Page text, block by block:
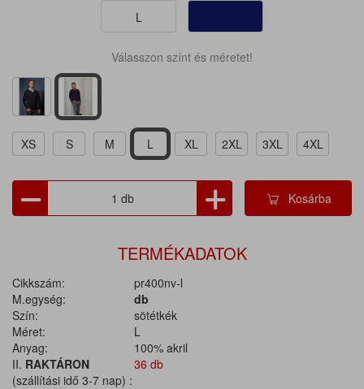
L
Válasszon színt és méretet!
XS S M L XL 2XL 3XL 4XL
Kosárba
TERMÉKADATOK
Cikkszám:
pr400nv-l
M.egység:
db
Szín:
sötétkék
Méret:
L
Anyag:
100% akril
II. RAKTÁRON
(szállítási idő 3-7 nap) :
36 db